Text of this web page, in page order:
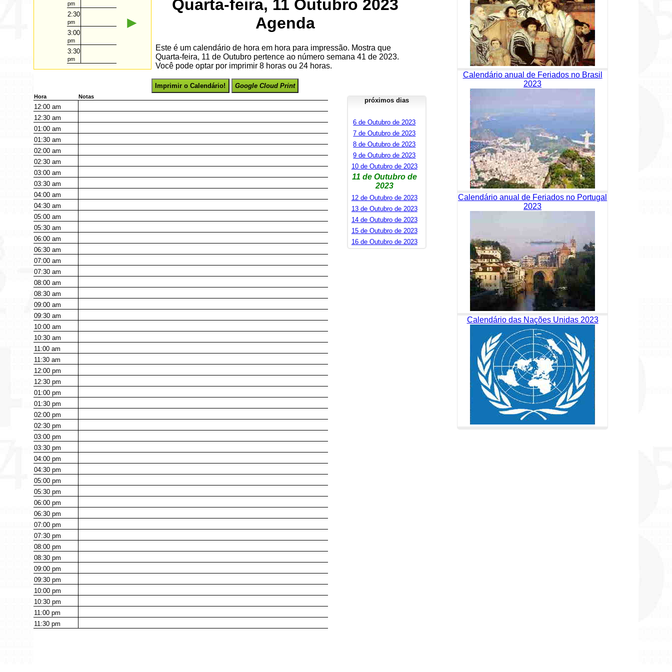
pm
2:30
pm
3:00
pm
3:30
pm
►
Quarta-feira, 11 Outubro 2023
Agenda
Este é um calendário de hora em hora para impressão. Mostra que
Quarta-feira, 11 de Outubro pertence ao número semana 41 de 2023.
Você pode optar por imprimir 8 horas ou 24 horas.
Imprimir o Calendário! Google Cloud Print
Hora Notas
12:00am
12:30am
01:00am
01:30am
02:00am
02:30am
03:00am
03:30am
04:00am
04:30am
05:00am
05:30am
06:00am
06:30am
07:00am
07:30am
08:00am
08:30am
09:00am
09:30am
10:00am
10:30am
11:00am
11:30am
12:00pm
12:30pm
01:00pm
01:30pm
02:00pm
02:30pm
03:00pm
03:30pm
04:00pm
04:30pm
05:00pm
05:30pm
06:00pm
06:30pm
07:00pm
07:30pm
08:00pm
08:30pm
09:00pm
09:30pm
10:00pm
10:30pm
11:00pm
11:30pm
próximos dias
6 de Outubro de 2023
7 de Outubro de 2023
8 de Outubro de 2023
9 de Outubro de 2023
10 de Outubro de 2023
11 de Outubro de
2023
12 de Outubro de 2023
13 de Outubro de 2023
14 de Outubro de 2023
15 de Outubro de 2023
16 de Outubro de 2023
Calendário anual de Feriados no Brasil
2023
Calendário anual de Feriados no Portugal
2023
Calendário das Nações Unidas 2023